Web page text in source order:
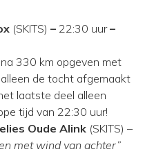
(SKITS) – 22:30 uur–
330 km opgeven met
de tocht afgemaakt
laatste deel alleen
tijd van 22:30 uur!
Oude Alink (SKITS) –
met wind van achter”